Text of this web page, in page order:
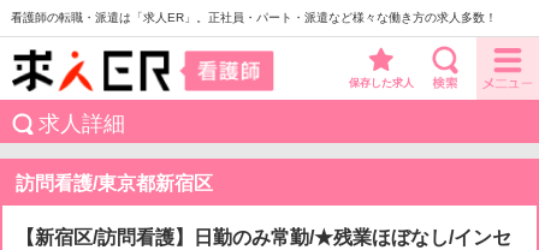
看護師の転職・派遣は「求人ER」。正社員・パート・派遣など様々な働き方の求人多数！
保存した求人
求人詳細
訪問看護/東京都新宿区
【新宿区/訪問看護】日勤のみ常勤/★残業ほぼなし/インセ